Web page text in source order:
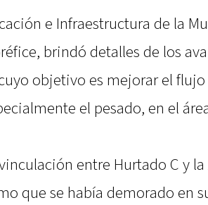
e Infraestructura de la
brindó detalles de los
objetivo es mejorar el
el pesado, en el
entre Hurtado C y
que se había demorado en